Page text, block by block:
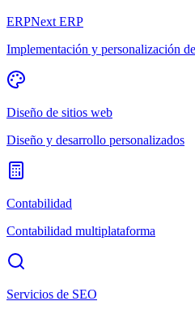
ERPNext ERP
Implementación y personalización
Diseño de sitios web
Diseño y desarrollo personalizados
Contabilidad
Contabilidad multiplataforma
Servicios de SEO